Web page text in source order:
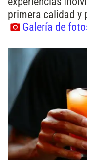
primera calidad y
Galería de